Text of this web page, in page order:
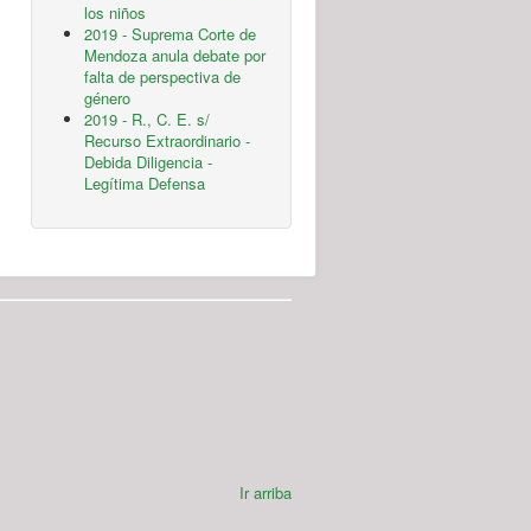
los niños
2019 - Suprema Corte de
Mendoza anula debate por
falta de perspectiva de
género
2019 - R., C. E. s/
Recurso Extraordinario -
Debida Diligencia -
Legítima Defensa
Ir arriba